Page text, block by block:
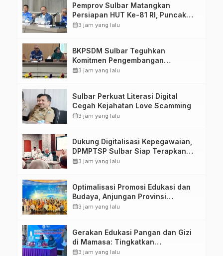
Pemprov Sulbar Matangkan
Persiapan HUT Ke-81 RI, Puncak
Upacara di Lapangan Ahmad
calendar_month3 jam yang lalu
BKPSDM Sulbar Teguhkan
Komitmen Pengembangan
Kompetensi ASN melalui
calendar_month3 jam yang lalu
Sulbar Perkuat Literasi Digital
Cegah Kejahatan Love Scamming
calendar_month3 jam yang lalu
Dukung Digitalisasi Kepegawaian,
DPMPTSP Sulbar Siap Terapkan
Aplikasi FLEKSI ASN
calendar_month3 jam yang lalu
Optimalisasi Promosi Edukasi dan
Budaya, Anjungan Provinsi
Sulawesi Barat Perkuat Kolaborasi
calendar_month3 jam yang lalu
Gerakan Edukasi Pangan dan Gizi
di Mamasa: Tingkatkan
Pengetahuan dan Keterampilan
calendar_month3 jam yang lalu